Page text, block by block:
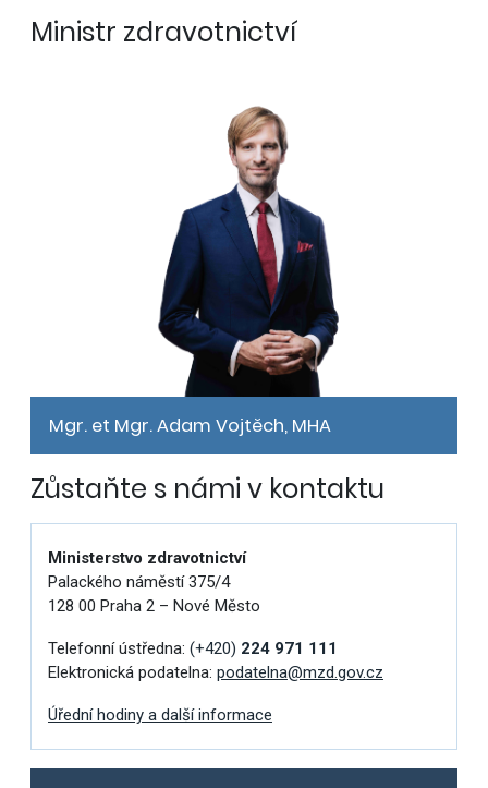
Ministr zdravotnictví
Mgr. et Mgr. Adam Vojtěch, MHA
Zůstaňte s námi v kontaktu
Ministerstvo zdravotnictví
Palackého náměstí 375/4
128 00 Praha 2 – Nové Město
Telefonní ústředna: (+420) 224 971 111
Elektronická podatelna: podatelna@mzd.gov.cz
Úřední hodiny a další informace